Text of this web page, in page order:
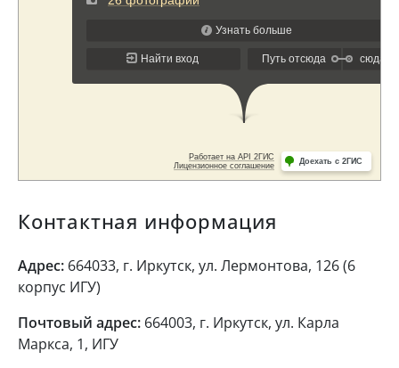
Контактная информация
Адрес: 664033, г. Иркутск, ул. Лермонтова, 126 (6
корпус ИГУ)
Почтовый адрес: 664003, г. Иркутск, ул. Карла
Маркса, 1, ИГУ